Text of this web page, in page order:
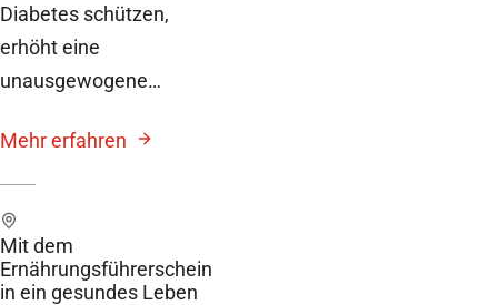
Diabetes schützen,
erhöht eine
unausgewogene…
Mehr erfahren
Mit dem
Ernährungsführerschein
in ein gesundes Leben